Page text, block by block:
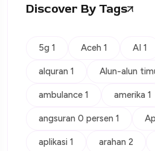
Discover By Tags
5g 1 Aceh 1 AI 1
alquran 1 Alun-alun
ambulance 1 amerika 1
angsuran 0 persen 1
aplikasi 1 arahan 2